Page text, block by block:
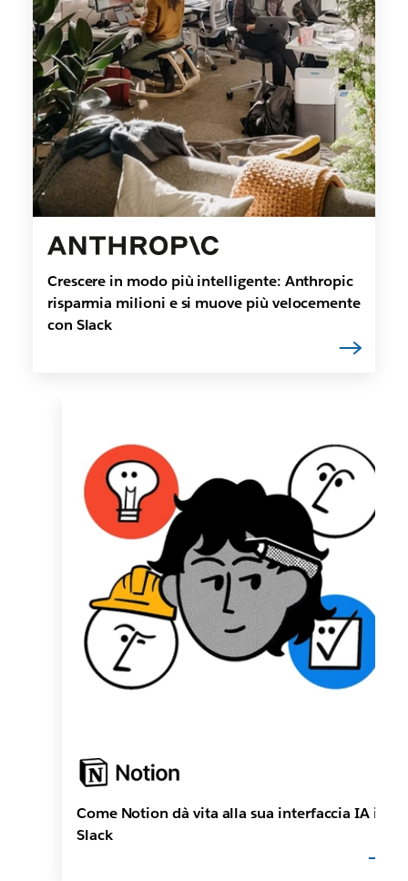
Crescere in modo più intelligente: Anthropic
risparmia milioni e si muove più velocemente
con Slack
Come Notion dà vita alla sua interfaccia IA in
Slack